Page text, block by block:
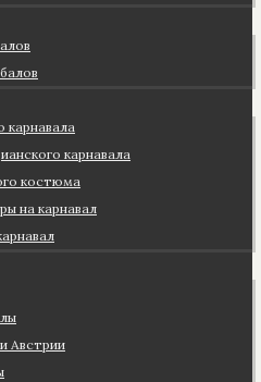
карнавала
карнавала
костюма
на карнавал
Австрии